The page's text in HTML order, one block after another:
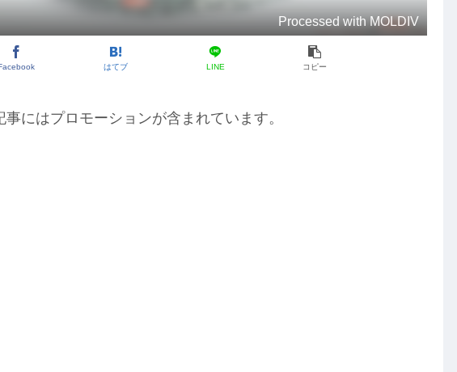
Processed with MOLDIV
はてブ LINE コピー
にはプロモーションが含まれています。